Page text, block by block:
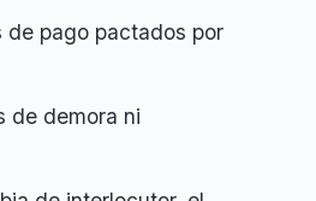
de pago pactados por
de demora ni